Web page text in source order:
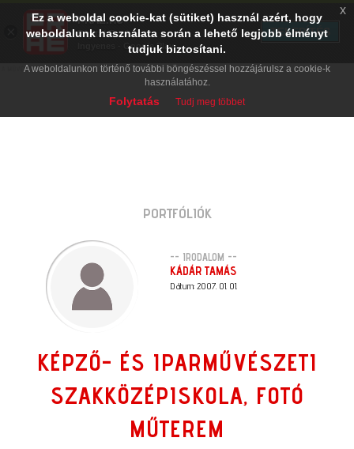
PORTFÓLIÓK
-- IRODALOM --
KÁDÁR TAMÁS
Dátum: 2007. 01. 01.
KÉPZŐ- ÉS IPARMŰVÉSZETI
SZAKKÖZÉPISKOLA, FOTÓ
MŰTEREM
Ez a weboldal cookie-kat (sütiket) használ azért, hogy
weboldalunk használata során a lehető legjobb élményt
tudjuk biztosítani.
A weboldalunkon történő további böngészéssel hozzájárulsz a cookie-k
használatához.
Folytatás Tudj meg többet
x
PRAE.HU
Digital Evolution
Ingyenes - Google Play
TELEPÍTÉS